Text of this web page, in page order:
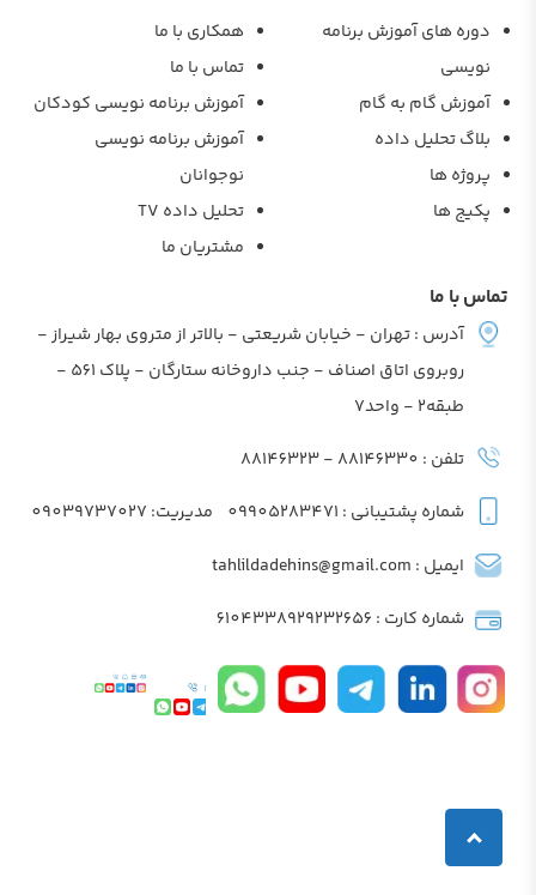
دوره های آموزش برنامه
نویسی
آموزش گام به گام
بلاگ تحلیل داده
پروژه ها
پکیج ها
همکاری با ما
تماس با ما
آموزش برنامه نویسی کودکان
آموزش برنامه نویسی
نوجوانان
تحلیل داده TV
مشتریان ما
تماس با ما
آدرس : تهران - خیابان شریعتی - بالاتر از متروی بهار شیراز -
روبروی اتاق اصناف - جنب داروخانه ستارگان - پلاک 561 -
طبقه2 - واحد7
تلفن : 88146330 - 88146323
شماره پشتیبانی : 09905283471 مدیریت: 09039737027
ایمیل : tahlildadehins@gmail.com
شماره کارت : 6104338929232656